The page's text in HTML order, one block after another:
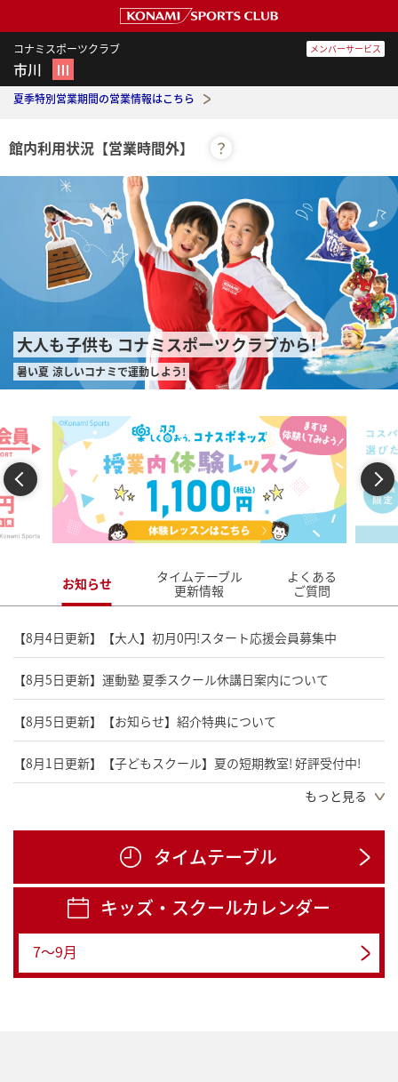
コナミスポーツクラブ
市川 Ⅲ
メンバーサービス
夏季特別営業期間の営業情報はこちら
館内利用状況 【営業時間外】 ？
大人も子供も コナミスポーツクラブから!
暑い夏 涼しいコナミで運動しよう!
Previous Next
お知らせ
タイムテーブル
更新情報
よくある
ご質問
【8月4日更新】【大人】初月0円!スタート応援会員募集中
【8月5日更新】運動塾 夏季スクール休講日案内について
【8月5日更新】【お知らせ】紹介特典について
【8月1日更新】【子どもスクール】夏の短期教室! 好評受付中!
【8月1日更新】便利で簡単WEB入会!24時間対応しております!
【8月1日更新】【大人】パパママライト90 月額 5,780円でお子さまと一緒にご入会♪
【8月1日更新】【大人】月額4,950円(税込)U-22ライト募集中
【8月1日更新】【子ども】運動塾1日体験好評受付中!お申し込みはお早めに!
もっと見る
タイムテーブル
キッズ・スクールカレンダー
7～9月